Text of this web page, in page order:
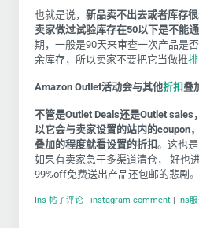
也就是说， 新品卖不出去或者库存
卖家做过试验库存在50以下是不能
期，一般是90天来审查一次产品是
余库存，所以卖家不要把它当做推
Amazon Outlet活动会与其他折扣叠
不管是Outlet Deals还是Outlet sales
以它会与卖家设置的站内的coupon
叠加的程度就看设置的折扣。这也
如果有卖家急于多渠道清仓， 好也
99%off免费送出产品还包邮的悲剧。
Ins 帖子评论 - instagram comment | Ins